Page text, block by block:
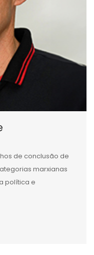
de conclusão de
marxianas
política e